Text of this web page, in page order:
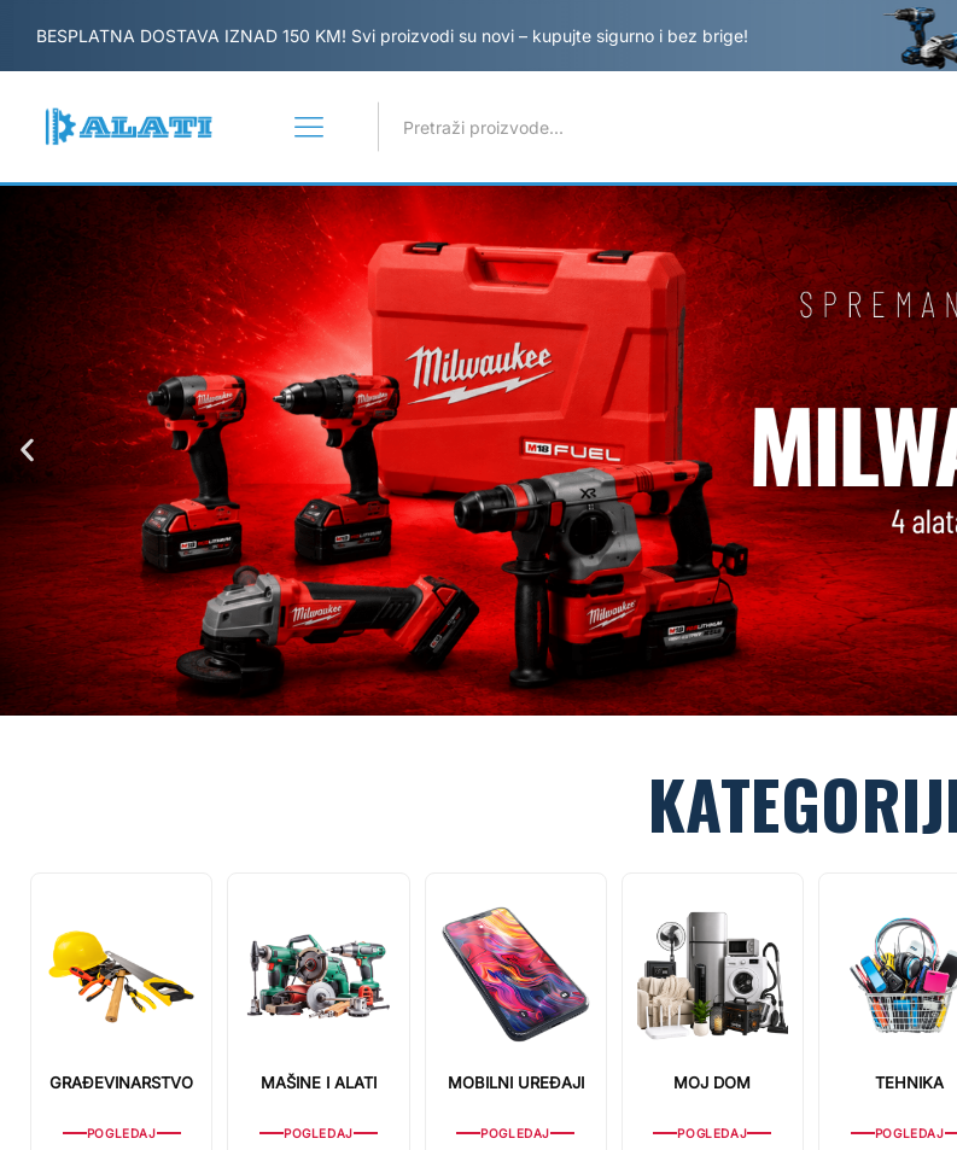
BESPLATNA DOSTAVA IZNAD 150 KM! Svi proizvodi su novi – kupujte sigurno i bez brige!
Sve kategorije
GRAĐEVINARSTVO
POGLEDAJ
MAŠINE I ALATI
POGLEDAJ
MOBILNI UREĐAJI
POGLEDAJ
MOJ DOM
POGLEDAJ
TEHNIKA
POGLEDAJ